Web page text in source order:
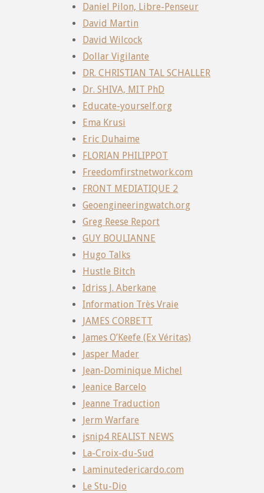
Daniel Pilon, Libre-Penseur
David Martin
David Wilcock
Dollar Vigilante
DR. CHRISTIAN TAL SCHALLER
Dr. SHIVA, MIT PhD
Educate-yourself.org
Ema Krusi
Eric Duhaime
FLORIAN PHILIPPOT
Freedomfirstnetwork.com
FRONT MEDIATIQUE 2
Geoengineeringwatch.org
Greg Reese Report
GUY BOULIANNE
Hugo Talks
Hustle Bitch
Idriss J. Aberkane
Information Très Vraie
JAMES CORBETT
James O’Keefe (Ex Véritas)
Jasper Mader
Jean-Dominique Michel
Jeanice Barcelo
Jeanne Traduction
Jerm Warfare
jsnip4 REALIST NEWS
La-Croix-du-Sud
Laminutedericardo.com
Le Stu-Dio